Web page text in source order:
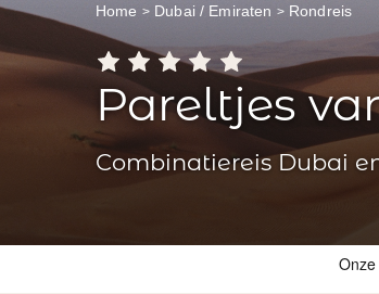
Home Dubai / Emiraten Rondreis
Pareltjes
Combinatiereis Dubai